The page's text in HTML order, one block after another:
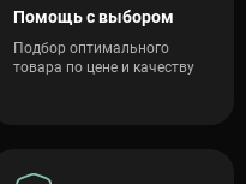
Помощь с выбором
Подбор оптимального
товара по цене и качеству